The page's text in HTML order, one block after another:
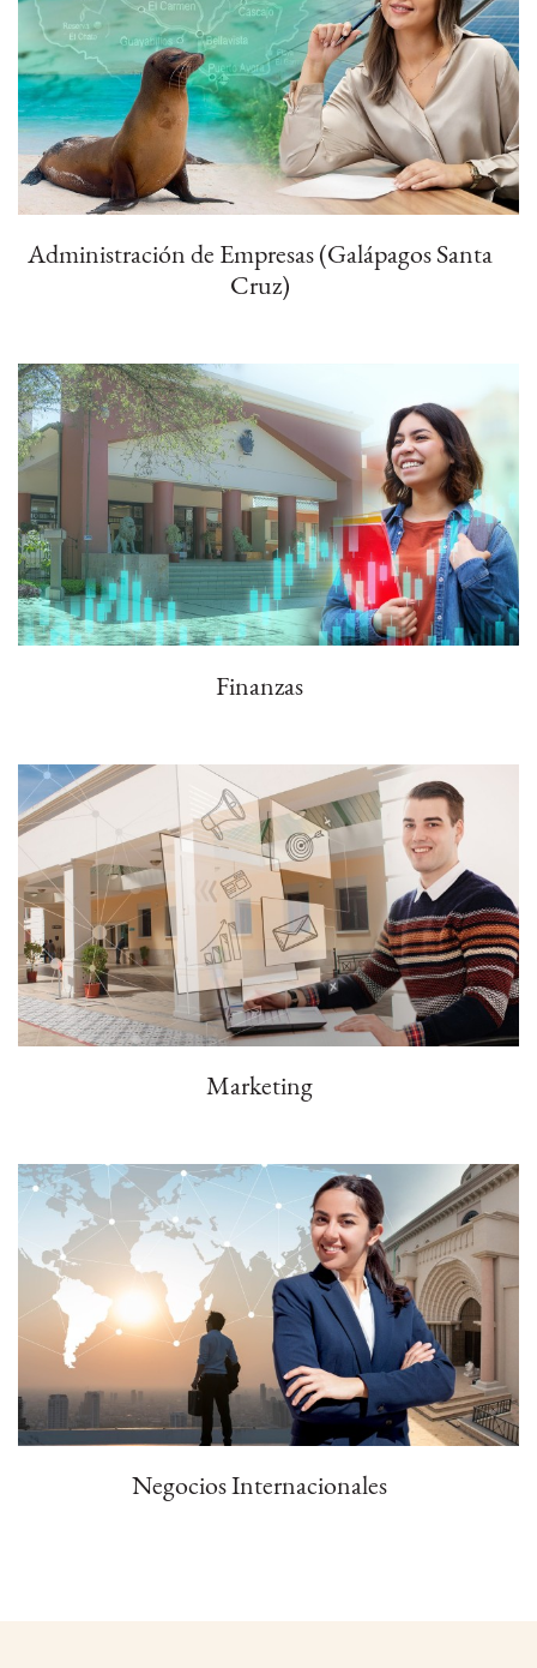
Administración de Empresas (Galápagos Santa
Cruz)
Finanzas
Marketing
Negocios Internacionales